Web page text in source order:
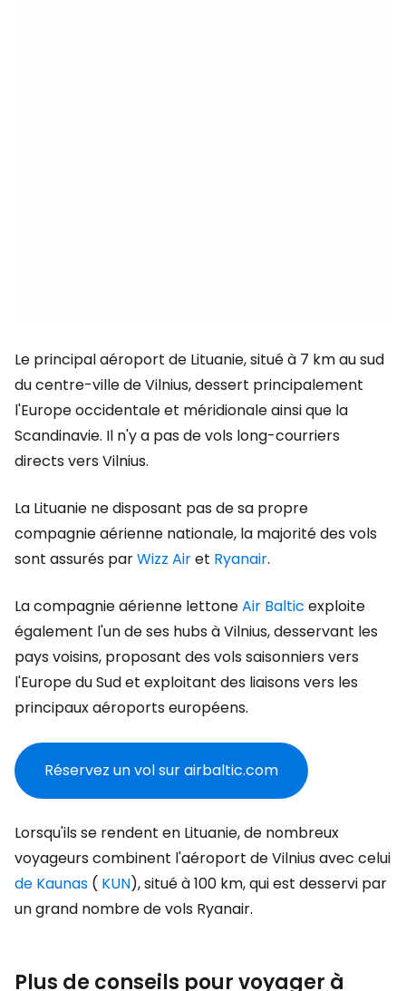
Le principal aéroport de Lituanie, situé à 7 km au sud
du centre-ville de Vilnius, dessert principalement
l'Europe occidentale et méridionale ainsi que la
Scandinavie. Il n'y a pas de vols long-courriers
directs vers Vilnius.
La Lituanie ne disposant pas de sa propre
compagnie aérienne nationale, la majorité des vols
sont assurés parWizz Airet Ryanair.
La compagnie aérienne lettoneAir Baltic exploite
également l'un de ses hubs à Vilnius, desservant les
pays voisins, proposant des vols saisonniers vers
l'Europe du Sud et exploitant des liaisons vers les
principaux aéroports européens.
Réservez un vol sur airbaltic.com
Lorsqu'ils se rendent en Lituanie, de nombreux
voyageurs combinent l'aéroport de Vilnius avec celui
de Kaunas ( KUN), situé à 100 km, qui est desservi par
un grand nombre de vols Ryanair.
Plus de conseils pour voyager à